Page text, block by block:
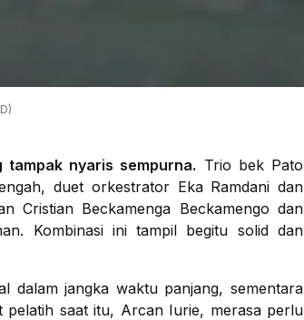
tampak nyaris sempurna. Trio bek Pato
duet orkestrator Eka Ramdani dan
Cristian Beckamenga Beckamengo dan
Kombinasi ini tampil begitu solid dan
dalam jangka waktu panjang, sementara
pelatih saat itu, Arcan Iurie, merasa perlu